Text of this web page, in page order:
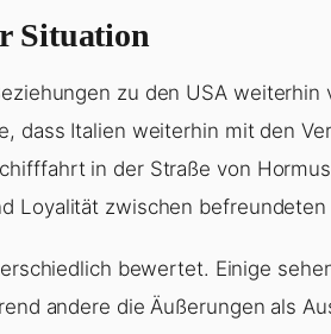
Situation
zu den USA weiterhin
dass Italien weiterhin mit den
in der Straße von
Loyalität zwischen befreundeten
bewertet. Einige
andere die Äußerungen als